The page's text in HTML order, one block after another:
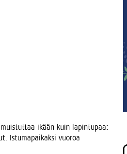
ikään kuin lapin­tu­paa:
Istu­ma­pai­kak­si vuo­roa